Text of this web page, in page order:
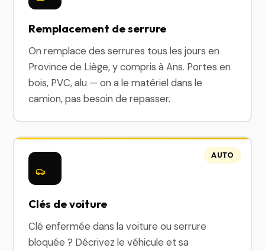
Remplacement de serrure
On remplace des serrures tous les jours en
Province de Liège, y compris à Ans. Portes en
bois, PVC, alu — on a le matériel dans le
camion, pas besoin de repasser.
Clés de voiture
Clé enfermée dans la voiture ou serrure
bloquée ? Décrivez le véhicule et sa
AUTO